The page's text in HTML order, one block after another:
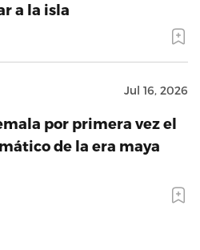
a la isla
Jul 16, 2026
por primera vez el
de la era maya